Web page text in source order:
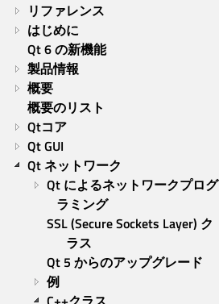
リファレンス
はじめに
Qt 6 の新機能
製品情報
概要
概要のリスト
Qtコア
Qt GUI
Qt ネットワーク
Qt によるネットワークプログ
ラミング
SSL (Secure Sockets Layer) ク
ラス
Qt 5 からのアップグレード
例